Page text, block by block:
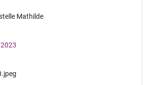
Mathilde